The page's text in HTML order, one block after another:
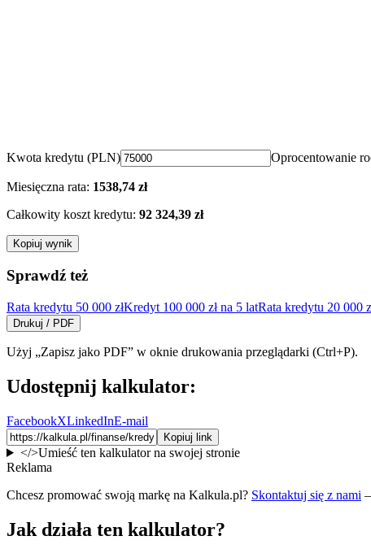
Kwota kredytu (PLN) Oprocentowanie
Miesięczna rata: 1538,74 zł
Całkowity koszt kredytu: 92 324,39 zł
Kopiuj wynik
Sprawdź też
Rata kredytu 50 000 złKredyt 100 000 zł na 5 latRata kredytu 20 000
Drukuj / PDF
Użyj „Zapisz jako PDF” w oknie drukowania przeglądarki (Ctrl+P).
Udostępnij kalkulator:
FacebookXLinkedInE-mail
Kopiuj link
</>Umieść ten kalkulator na swojej stronie
Reklama
Chcesz promować swoją markę na Kalkula.pl? Skontaktuj się z nami
Jak działa ten kalkulator?